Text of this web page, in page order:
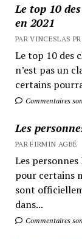
Le top 10
en 2021
PAR VINCESLAS
Le top 10 des
n’est pas un
certains
Commentaires
Les
PAR FIRMIN AGBÉ
Les
pour certains
sont
dans...
Commentaires